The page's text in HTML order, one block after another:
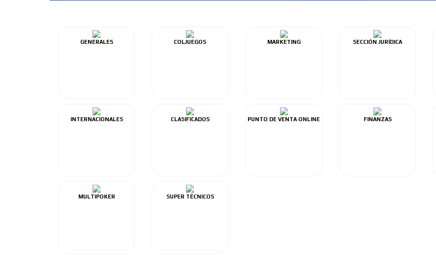
GENERALES COLJUEGOS MARKETING SECCIÓN JURÍDICA
INTERNACIONALES CLASIFICADOS PUNTO DE VENTA ONLINE FINANZAS
MULTIPOKER SUPER TÉCNICOS